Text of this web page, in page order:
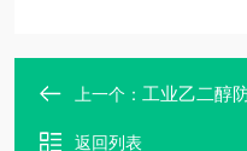
上一个： 工业乙二醇
返回列表